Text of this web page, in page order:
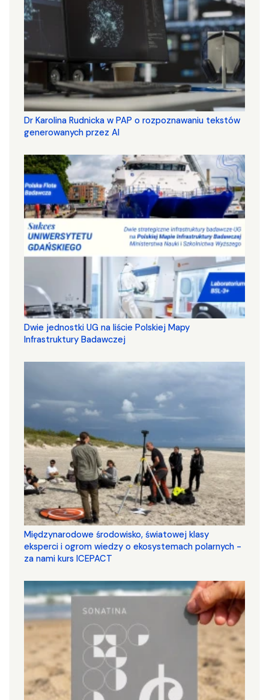
Dr Karolina Rudnicka w PAP o rozpoznawaniu tekstów
generowanych przez AI
Dwie jednostki UG na liście Polskiej Mapy
Infrastruktury Badawczej
Międzynarodowe środowisko, światowej klasy
eksperci i ogrom wiedzy o ekosystemach polarnych -
za nami kurs ICEPACT